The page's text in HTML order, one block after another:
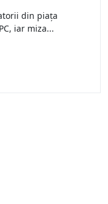
din piața
iar miza...